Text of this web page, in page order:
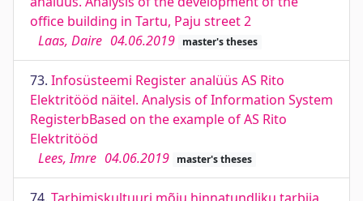
office building in Tartu, Paju street 2
Laas, Daire 04.06.2019 master's theses
73. Infosüsteemi Register analüüs AS Rito
Elektritööd näitel. Analysis of Information System
RegisterbBased on the example of AS Rito
Elektritööd
Lees, Imre 04.06.2019 master's theses